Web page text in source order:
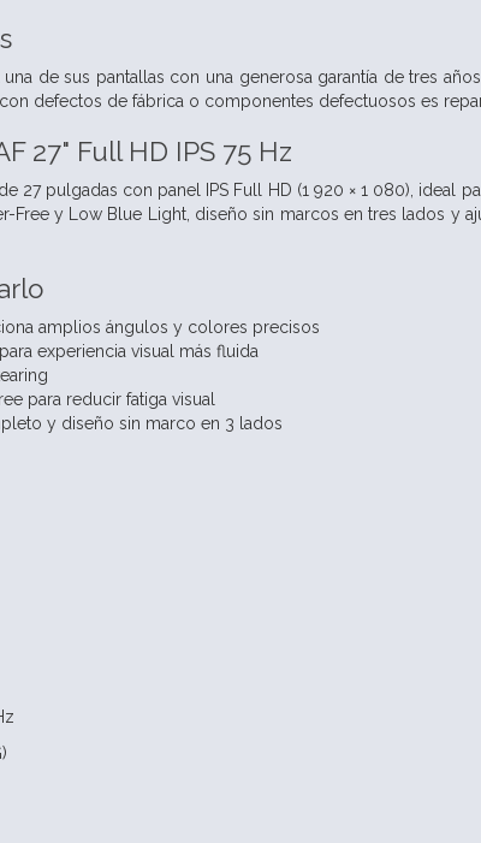
de sus pantallas con una generosa garantía de tres
defectos de fábrica o componentes defectuosos es
27" Full HD IPS 75 Hz
27 pulgadas con panel IPS Full HD (1 920 × 1 080), ideal
Free y Low Blue Light, diseño sin marcos en tres lados y
amplios ángulos y colores precisos
experiencia visual más fluida
para reducir fatiga visual
y diseño sin marco en 3 lados